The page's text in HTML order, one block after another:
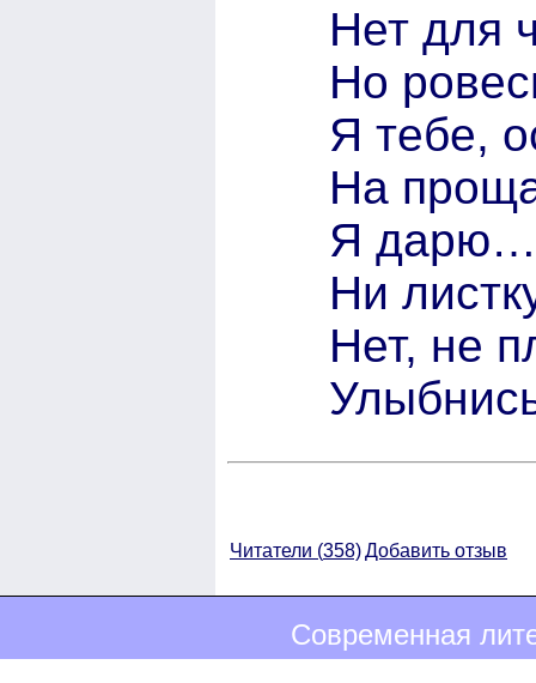
Нет для
Но
Я тебе,
На
Я дарю…
Ни
Нет, не
Читатели (358)Добавить отзыв
Современная